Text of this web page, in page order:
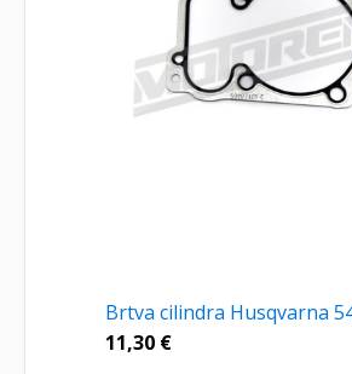
Brtva cilindra Husqvarna
11,30 €